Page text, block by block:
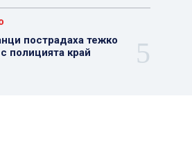
пострадаха тежко
полицията край